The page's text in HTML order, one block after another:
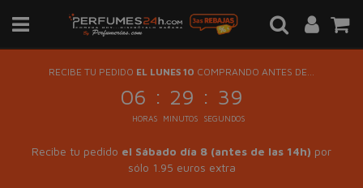
RECIBE TU PEDIDO EL LUNES 10 COMPRANDO ANTES DE...
06 : 29 : 39
HORAS MINUTOS SEGUNDOS
Recibe tu pedido el Sábado día 8 (antes de las 14h) por
sólo 1.95 euros extra